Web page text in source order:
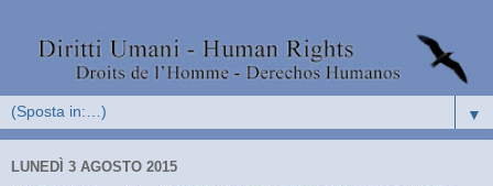
▼
LUNEDÌ 3 AGOSTO 2015